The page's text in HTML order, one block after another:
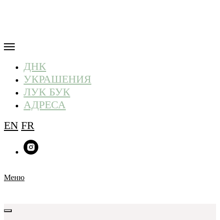
ДНК
УКРАШЕНИЯ
ЛУК БУК
АДРЕСА
EN FR
Меню